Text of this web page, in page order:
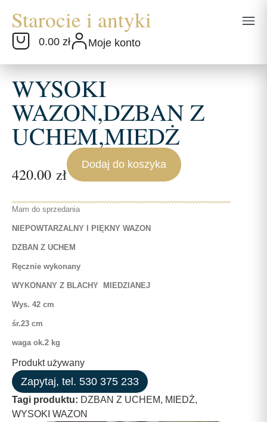
0.00 zł Moje konto
WYSOKI
WAZON,DZBAN Z
UCHEM,MIEDŻ
420.00 zł
Dodaj do koszyka
Mam do sprzedania
NIEPOWTARZALNY I PIĘKNY WAZON
DZBAN Z UCHEM
Ręcznie wykonany
WYKONANY Z BLACHY MIEDZIANEJ
Wys. 42 cm
śr.23 cm
waga ok.2 kg
Produkt używany
Zapytaj, tel. 530 375 233
Tagi produktu: DZBAN Z UCHEM, MIEDŻ,
WYSOKI WAZON